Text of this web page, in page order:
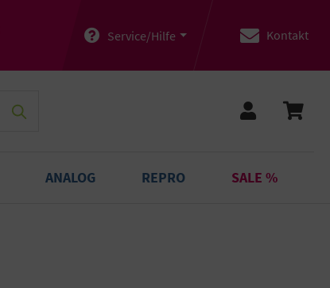
Service/Hilfe Kontakt
ANALOG REPRO SALE %